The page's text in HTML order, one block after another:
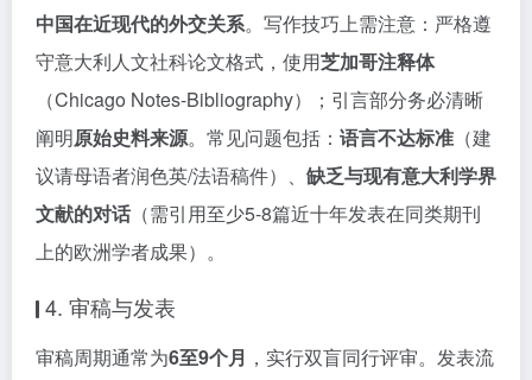
中国在近现代的外交关系。写作技巧上需注意：严格遵
守意大利人文社科论文格式，使用芝加哥注释体
（Chicago Notes-Bibliography）；引言部分务必清晰
阐明原始史料来源。常见问题包括： 语言不达标准 （建
议请母语者润色英/法语稿件）、 缺乏与现有意大利学界
文献的对话 （需引用至少5-8篇近十年发表在同类期刊
上的欧洲学者成果）。
4. 审稿与发表
审稿周期通常为6至9个月 ，实行双盲同行评审。发表流